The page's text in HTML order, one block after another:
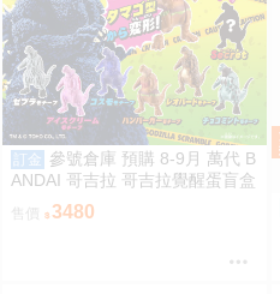
訂金 參號倉庫 預購 8-9月 萬代 B
ANDAI 哥吉拉 哥吉拉覺醒蛋盲盒
中盒12入 812超取免訂
售價 3480